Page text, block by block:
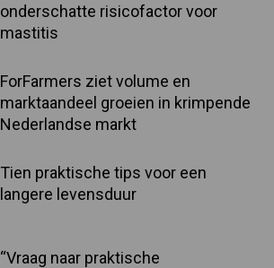
onderschatte risicofactor voor
mastitis
ForFarmers ziet volume en
marktaandeel groeien in krimpende
Nederlandse markt
Tien praktische tips voor een
langere levensduur
“Vraag naar praktische